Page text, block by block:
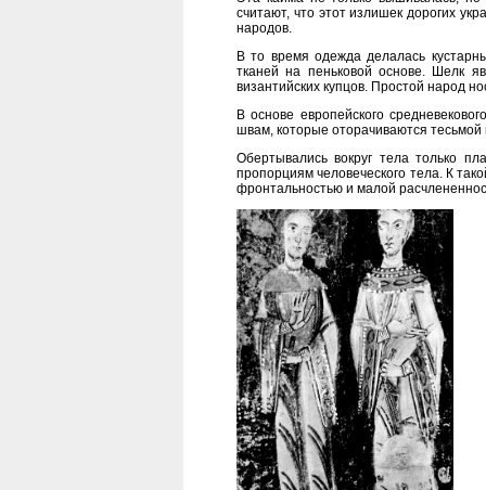
считают, что этот излишек дорогих
народов.
В то время одежда делалась
тканей на пеньковой основе. Шелк
византийских купцов. Простой народ
В основе европейского
швам, которые оторачиваются
Обертывались вокруг тела только
пропорциям человеческого тела. К
фронтальностью и малой